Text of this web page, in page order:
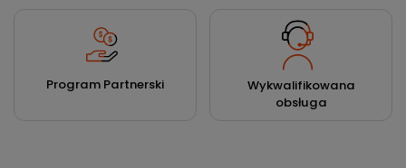
Program Partnerski
Wykwalifikowana
obsługa